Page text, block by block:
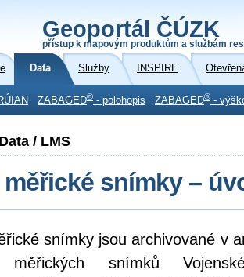
Geoportál ČÚZK
přístup k mapovým produktům a službám
Data Služby INSPIRE
ZABAGED® - polohopis ZABAGED® -
Data / LMS
snímky –
snímky jsou archivované v
měřických snímků